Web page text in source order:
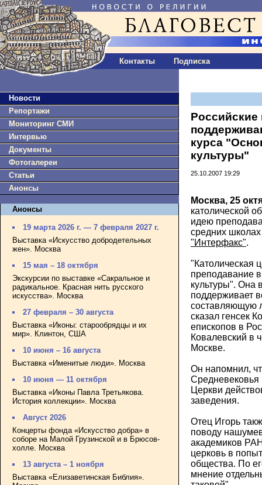
Контакты Подписка
Новости
Репортажи
Мониторинг СМИ
Интервью
Документы
Фотогалереи
Статьи
Анонсы
Анонсы
19 марта 2026 г. — 7 февраля 2027 г.
Выставка «Искусство добродетельных
жен». Москва
15 мая – 18 октября
Экскурсии по выставке «Сакральное и
радикальное. Красная нить русского
искусства». Москва
27 февраля – 30 августа
Выставка «Иконы: старообрядцы и их
мир». Клинтон, США
10 июня – 16 августа
Выставка «Именитые люди». Москва
10 июня — 11 октября
Выставка «Иконы Павла Третьякова.
История коллекции». Москва
Август 2026
Концерты фонда «Искусство добра» в
соборе на Малой Грузинской и в Брюсов-
холле. Москва
13 августа – 1 ноября
Выставка «Елизаветинская Библия».
Российские
курса
культуры"
25.10.2007 19:29
Москва, 25
католической
идею
средних
"Интерфакс".
"Католическая
преподавание
культуры". Она
поддерживает
составляющую
сказал генсек
епископов в
Ковалевский в
Москве.
Он напомнил,
Средневековья
Церкви
заведения.
Отец Игорь
поводу
академиков
церковь в
общества. По
мнение